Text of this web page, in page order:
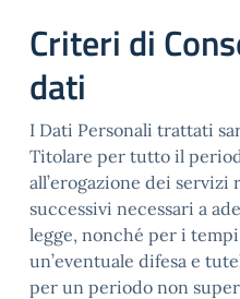
Criteri di
dati
I Dati Personali trattati
Titolare per tutto il
all’erogazione dei
successivi necessari a
legge, nonché per i
un’eventuale difesa e
per un periodo non